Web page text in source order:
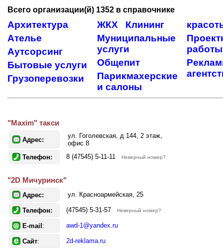
Всего организации(й) 1352 в справочнике
Архитектура
Ателье
Аутсорсинг
Бытовые услуги
Грузоперевозки
ЖКХ
Клининг
Муниципальные
услуги
Общепит
Парикмахерские
и салоны
работы
"Maxim" такси
Адрес:
ул. Гоголевская, д.144, 2 этаж,
офис 8
Телефон:
8 (47545) 5-11-11 Неверный номер?
"2D Мичуринск"
Адрес: ул. Красноармейская, 25
Телефон: (47545) 5-31-57 Неверный номер?
E-mail : awd-1@yandex.ru
Сайт: 2d-reklama.ru